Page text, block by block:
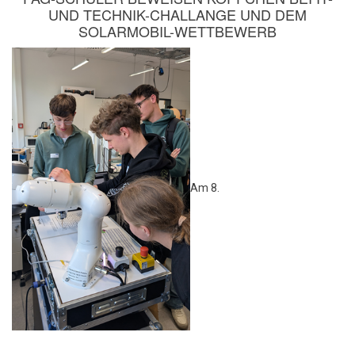
UND TECHNIK-CHALLANGE UND DEM
SOLARMOBIL-WETTBEWERB
Am 8.